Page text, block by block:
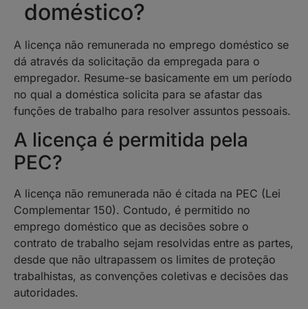
doméstico?
A licença não remunerada no emprego doméstico se
dá através da solicitação da empregada para o
empregador. Resume-se basicamente em um período
no qual a doméstica solicita para se afastar das
funções de trabalho para resolver assuntos pessoais.
A licença é permitida pela
PEC?
A licença não remunerada não é citada na PEC (Lei
Complementar 150). Contudo, é permitido no
emprego doméstico que as decisões sobre o
contrato de trabalho sejam resolvidas entre as partes,
desde que não ultrapassem os limites de proteção
trabalhistas, as convenções coletivas e decisões das
autoridades.